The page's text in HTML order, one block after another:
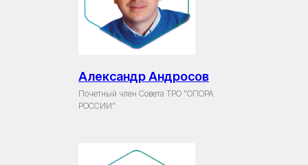
Александр Андросов
Почетный член Совета ТРО "ОПОРА
РОССИИ"